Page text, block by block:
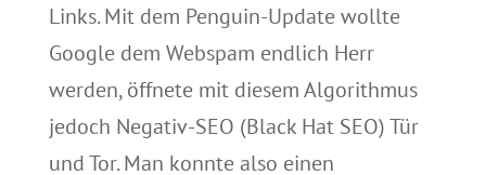
Links. Mit dem Penguin-Update wollte
Google dem Webspam endlich Herr
werden, öffnete mit diesem Algorithmus
jedoch Negativ-SEO (Black Hat SEO) Tür
und Tor. Man konnte also einen